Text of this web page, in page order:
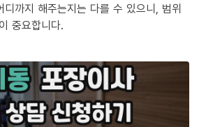
디까지 해주는지는 다를 수 있으니, 범위
중요합니다.